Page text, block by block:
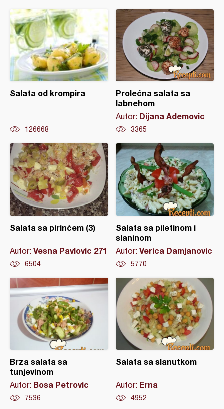
Salata od krompira
126668
Prolećna salata sa
labnehom
Autor: Dijana Ademovic
3365
Salata sa pirinčem (3)
Autor: Vesna Pavlovic 271
6504
Salata sa piletinom i
slaninom
Autor: Verica Damjanovic
5770
Brza salata sa
tunjevinom
Autor: Bosa Petrovic
7536
Salata sa slanutkom
Autor: Erna
4952